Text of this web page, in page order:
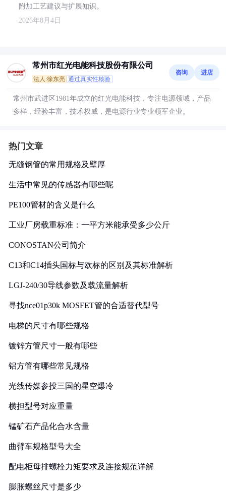
附加工艺建议与扩展知识。
2026年8月4日
常州市红光电能科技股份有限公司
法人:徐东亮 通过真实性核验
咨询 进店
常州市武进区1981年成立的红光电能科技，专注电源领域，产品
多样，经验丰富，技术权威，是电源行业专业领军企业。
热门文章
无缝钢管的常用规格及壁厚
生活中常见的传感器有哪些呢
PE100管材的含义是什么
工业厂房载重标准：一平方米能承受多少公斤
CONOSTAN公司简介
C13和C14插头国标与欧标的区别及其标准解析
LGJ-240/30导线参数及载流量解析
寻找nce01p30k MOSFET管的合适替代型号
电梯的尺寸有哪些规格
镀锌方管尺寸一般有哪些
铝方管有哪些常见规格
光线传媒参投三国的星空爆冷
横担型号对应重量
锰矿石产品化合水含量
曲臂车规格型号大全
配电柜母排螺栓力矩要求及连接规范详解
膨胀螺丝尺寸是多少